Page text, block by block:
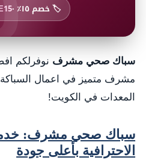
🏷️ خصم ١٥٪ ·
سباك صحي مشرف نوفرلكم
مشرف متميز في اعمال
المعدات في الكويت!
سباك صحي مشرف:
الاحترافية بأعلى جودة